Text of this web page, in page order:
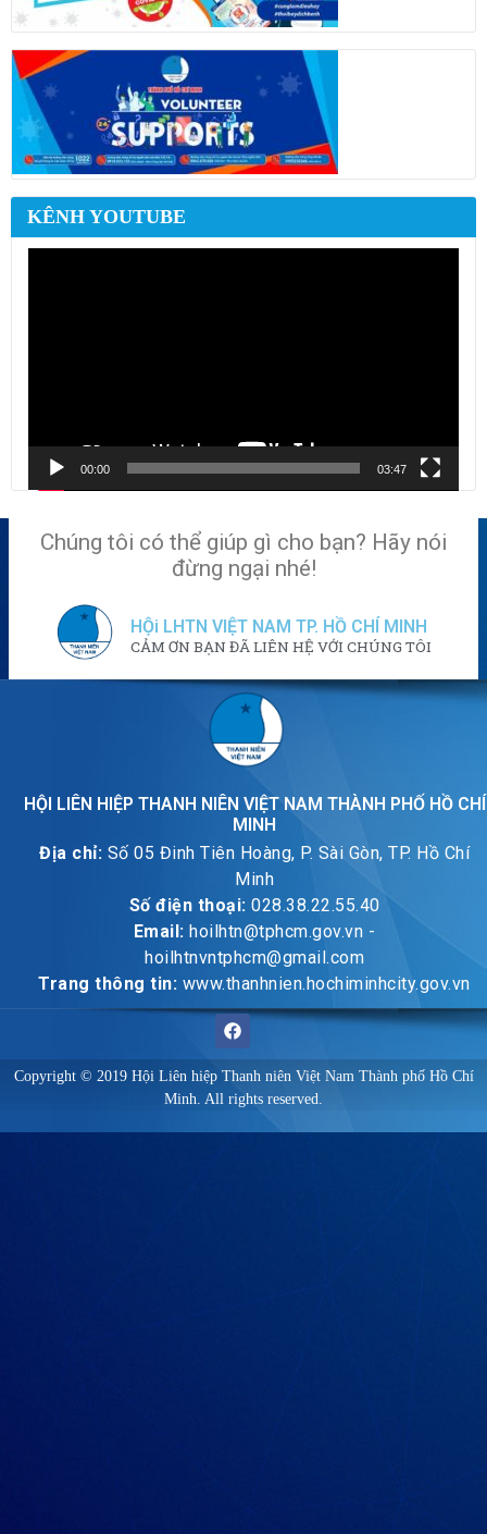
KÊNH YOUTUBE
00:00 03:47
Chúng tôi có thể giúp gì cho bạn? Hãy nói
đừng ngại nhé!
HỘi LHTN VIỆT NAM TP. HỒ CHÍ MINH
CẢM ƠN BẠN ĐÃ LIÊN HỆ VỚI CHÚNG TÔI
HỘI LIÊN HIỆP THANH NIÊN VIỆT NAM THÀNH PHỐ HỒ CHÍ
MINH
Địa chỉ: Số 05 Đinh Tiên Hoàng, P. Sài Gòn, TP. Hồ Chí
Minh
Số điện thoại: 028.38.22.55.40
Email: hoilhtn@tphcm.gov.vn -
hoilhtnvntphcm@gmail.com
Trang thông tin: www.thanhnien.hochiminhcity.gov.vn
Copyright © 2019 Hội Liên hiệp Thanh niên Việt Nam Thành phố Hồ Chí
Minh. All rights reserved.